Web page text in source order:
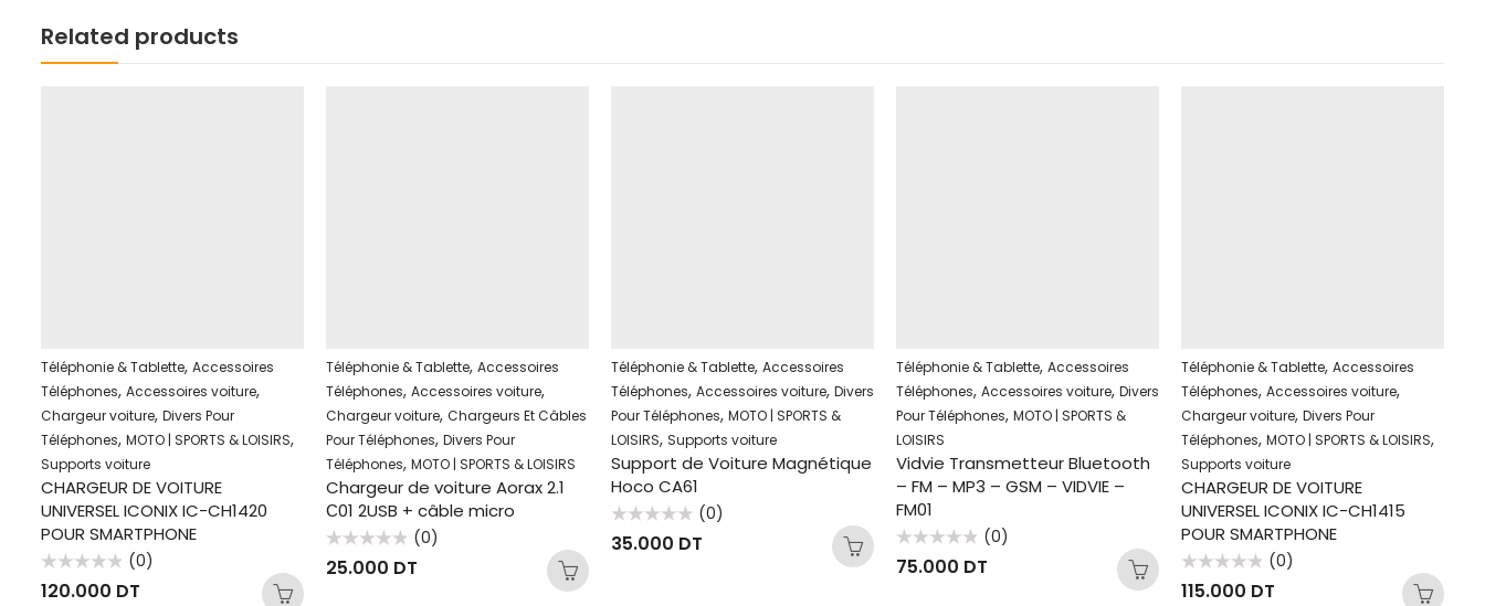
Related products
Téléphonie & Tablette,Accessoires
Téléphones,Accessoires voiture,
Chargeur voiture,Divers Pour
Téléphones,MOTO | SPORTS & LOISIRS,
Supports voiture
CHARGEUR DE VOITURE
UNIVERSEL ICONIX IC-CH1420
POUR SMARTPHONE
(0)
120.000 DT
Téléphonie & Tablette,Accessoires
Téléphones,Accessoires voiture,
Chargeur voiture,Chargeurs Et Câbles
Pour Téléphones,Divers Pour
Téléphones,MOTO | SPORTS & LOISIRS
Chargeur de voiture Aorax 2.1
С01 2USB + câble micro
0
(0)
25.000 DT
Téléphonie & Tablette,Accessoires
Téléphones,Accessoires voiture,Divers
Pour Téléphones,MOTO | SPORTS &
LOISIRS, Supports voiture
Support de Voiture Magnétique
Hoco CA61
0
(0)
35.000 DT
Téléphonie & Tablette,Accessoires
Téléphones,Accessoires voiture,Divers
Pour Téléphones,MOTO | SPORTS &
LOISIRS
Vidvie Transmetteur Bluetooth
– FM – MP3 – GSM – VIDVIE –
FM01
0
(0)
75.000 DT
Téléphonie & Tablette,Accessoires
Téléphones,Accessoires voiture,
Chargeur voiture,Divers Pour
Téléphones,MOTO | SPORTS & LOISIRS,
Supports voiture
CHARGEUR DE VOITURE
UNIVERSEL ICONIX IC-CH1415
POUR SMARTPHONE
(0)
115.000 DT